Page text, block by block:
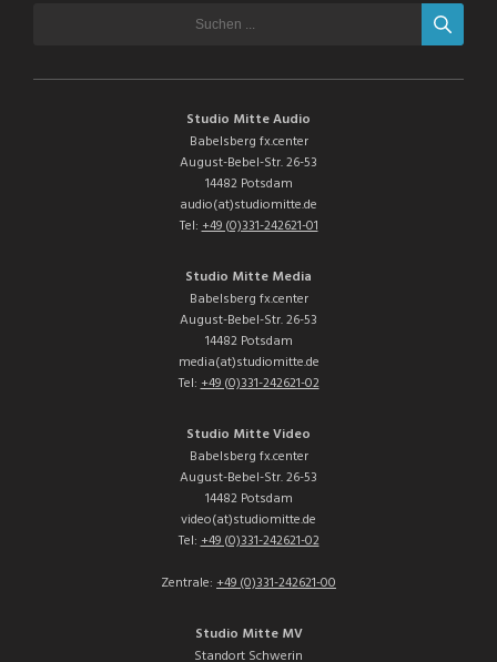
Studio Mitte Audio
Babelsberg fx.center
August-Bebel-Str. 26-53
14482 Potsdam
audio(at)studiomitte.de
Tel:+49 (0)331-242621-01
Studio Mitte Media
Babelsberg fx.center
August-Bebel-Str. 26-53
14482 Potsdam
media(at)studiomitte.de
Tel:+49 (0)331-242621-02
Studio Mitte Video
Babelsberg fx.center
August-Bebel-Str. 26-53
14482 Potsdam
video(at)studiomitte.de
Tel:+49 (0)331-242621-02
Zentrale: +49 (0)331-242621-00
Studio Mitte MV
Standort Schwerin